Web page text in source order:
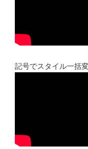
記号でスタイル一括